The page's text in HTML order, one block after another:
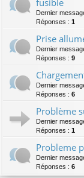
fusible
Dernier
Réponses : 1
Prise
Dernier
Réponses : 9
Dernier
Réponses : 6
Problème
Dernier
Réponses : 1
Probleme
Dernier
Réponses : 6